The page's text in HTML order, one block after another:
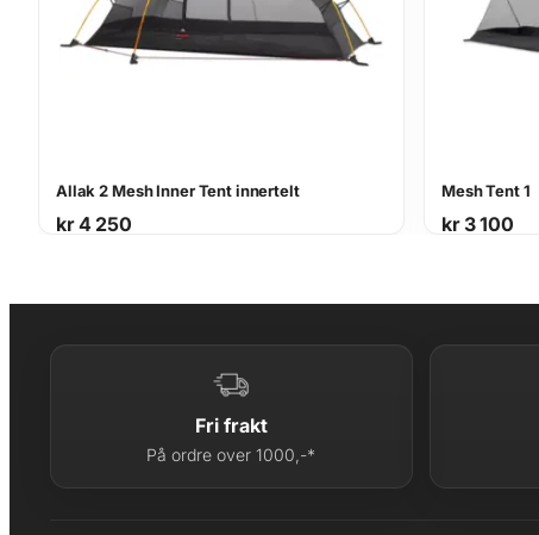
Allak 2 Mesh Inner Tent innertelt
kr4 250
Mesh Tent 1
kr3 100
Fri frakt
På ordre over 1000,-*